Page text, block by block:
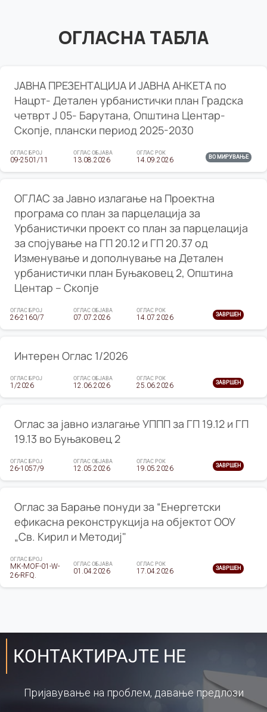
ОГЛАСНА ТАБЛА
ЈАВНА ПРЕЗЕНТАЦИЈА И ЈАВНА АНКЕТА по
Нацрт- Детален урбанистички план Градска
четврт Ј 05- Барутана, Општина Центар-
Скопје, плански период 2025-2030
ОГЛАС БРОЈ
09-2501/11
ОГЛАС ОБЈАВА
13.08.2026
ОГЛАС РОК
14.09.2026 ВО МИРУВАЊЕ
ОГЛАС за Јавно излагање на Проектна
програма со план за парцелација за
Урбанистички проект со план за парцелација
за спојување на ГП 20.12 и ГП 20.37 од
Изменување и дополнување на Детален
урбанистички план Буњаковец 2, Општина
Центар – Скопје
ОГЛАС БРОЈ
26-2160/7
ОГЛАС ОБЈАВА
07.07.2026
ОГЛАС РОК
14.07.2026 ЗАВРШЕН
Интерен Оглас 1/2026
ОГЛАС БРОЈ
1/2026
ОГЛАС ОБЈАВА
12.06.2026
ОГЛАС РОК
25.06.2026 ЗАВРШЕН
Оглас за јавно излагање УППП за ГП 19.12 и ГП
19.13 во Буњаковец 2
ОГЛАС БРОЈ
26-1057/9
ОГЛАС ОБЈАВА
12.05.2026
ОГЛАС РОК
19.05.2026 ЗАВРШЕН
Оглас за Барање понуди за “Енергетски
ефикасна реконструкција на објектот ООУ
„Св. Кирил и Методиј"
ОГЛАС БРОЈ
MK-MOF-01-W-
26-RFQ.
ОГЛАС ОБЈАВА
01.04.2026
ОГЛАС РОК
17.04.2026 ЗАВРШЕН
КОНТАКТИРАЈТЕ НЕ
Пријавување на проблем, давање предлози